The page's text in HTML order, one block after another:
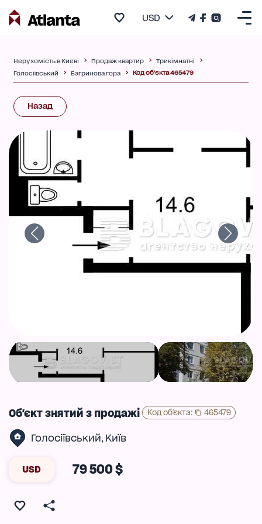
USD
Нерухомість в Києві Продаж квартир
Трикімнатні
Голосіївський
Багринова гора Код об'єкта 465479
Назад
Об'єкт знятий з продажі Код об'єкта: 465479
Голосіївський, Київ
USD 79 500 $